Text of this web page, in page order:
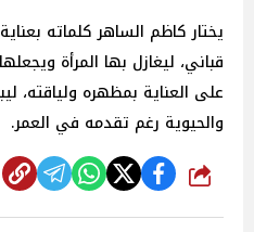
يختار كاظم الساهر كلماته
قباني، ليغازل بها المرأة
على العناية بمظهره ولياقته،
والحيوية رغم تقدمه في العمر.
شارك